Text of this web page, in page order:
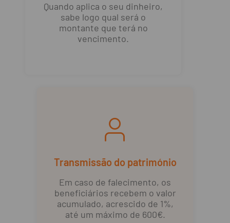
Quando aplica o seu dinheiro,
sabe logo qual será o
montante que terá no
vencimento.
Transmissão do património
Em caso de falecimento, os
beneficiários recebem o valor
acumulado, acrescido de 1%,
até um máximo de 600€.